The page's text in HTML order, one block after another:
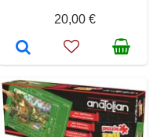
20,00 €